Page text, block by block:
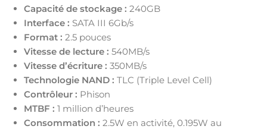
Capacité de stockage : 240GB
Interface : SATA III 6Gb/s
Format : 2.5 pouces
Vitesse de lecture : 540MB/s
Vitesse d’écriture : 350MB/s
Technologie NAND : TLC (Triple Level Cell)
Contrôleur : Phison
MTBF : 1 million d’heures
Consommation : 2.5W en activité, 0.195W au